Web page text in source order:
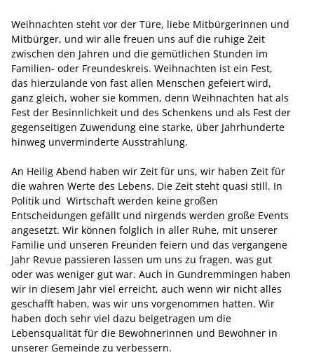
Weihnachten steht vor der Türe, liebe Mitbürgerinnen und
Mitbürger, und wir alle freuen uns auf die ruhige Zeit
zwischen den Jahren und die gemütlichen Stunden im
Familien- oder Freundeskreis. Weihnachten ist ein Fest,
das hierzulande von fast allen Menschen gefeiert wird,
ganz gleich, woher sie kommen, denn Weihnachten hat als
Fest der Besinnlichkeit und des Schenkens und als Fest der
gegenseitigen Zuwendung eine starke, über Jahrhunderte
hinweg unverminderte Ausstrahlung.
An Heilig Abend haben wir Zeit für uns, wir haben Zeit für
die wahren Werte des Lebens. Die Zeit steht quasi still. In
Politik und Wirtschaft werden keine großen
Entscheidungen gefällt und nirgends werden große Events
angesetzt. Wir können folglich in aller Ruhe, mit unserer
Familie und unseren Freunden feiern und das vergangene
Jahr Revue passieren lassen um uns zu fragen, was gut
oder was weniger gut war. Auch in Gundremmingen haben
wir in diesem Jahr viel erreicht, auch wenn wir nicht alles
geschafft haben, was wir uns vorgenommen hatten. Wir
haben doch sehr viel dazu beigetragen um die
Lebensqualität für die Bewohnerinnen und Bewohner in
unserer Gemeinde zu verbessern.